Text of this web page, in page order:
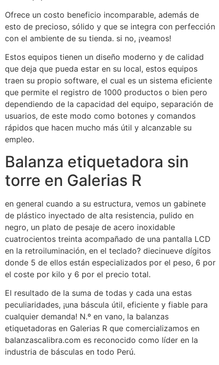
Ofrece un costo beneficio incomparable, además de
esto de precioso, sólido y que se integra con perfección
con el ambiente de su tienda. si no, ¡veamos!
Estos equipos tienen un diseño moderno y de calidad
que deja que pueda estar en su local, estos equipos
traen su propio software, el cual es un sistema eficiente
que permite el registro de 1000 productos o bien pero
dependiendo de la capacidad del equipo, separación de
usuarios, de este modo como botones y comandos
rápidos que hacen mucho más útil y alcanzable su
empleo.
Balanza etiquetadora sin
torre en Galerias R
en general cuando a su estructura, vemos un gabinete
de plástico inyectado de alta resistencia, pulido en
negro, un plato de pesaje de acero inoxidable
cuatrocientos treinta acompañado de una pantalla LCD
en la retroiluminación, en el teclado? diecinueve dígitos
donde 5 de ellos están especializados por el peso, 6 por
el coste por kilo y 6 por el precio total.
El resultado de la suma de todas y cada una estas
peculiaridades, ¡una báscula útil, eficiente y fiable para
cualquier demanda! N.º en vano, la balanzas
etiquetadoras en Galerias R que comercializamos en
balanzascalibra.com es reconocido como líder en la
industria de básculas en todo Perú.